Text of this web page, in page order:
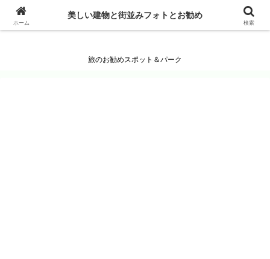
美しい建物と街並みフォトとお勧め
旅のお勧めスポット＆パーク
ホーム
美しい建物と街並みフォトとお勧め
検索